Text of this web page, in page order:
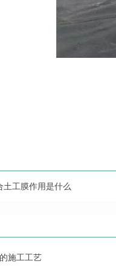
土工膜作用是什么
施工工艺